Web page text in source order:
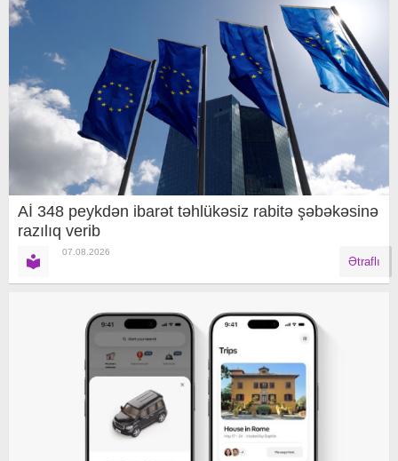
Aİ 348 peykdən ibarət təhlükəsiz rabitə şəbəkəsinə
razılıq verib
07.08.2026
Ətraflı